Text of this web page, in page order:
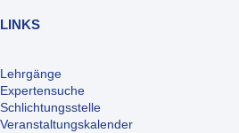
LINKS
Lehrgänge
Expertensuche
Schlichtungsstelle
Veranstaltungskalender